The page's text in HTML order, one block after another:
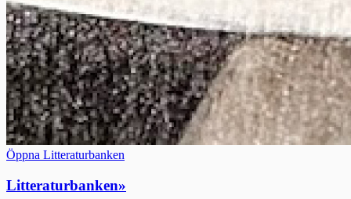
Öppna Litteraturbanken
Litteraturbanken»